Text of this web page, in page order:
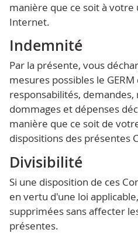
manière que ce soit à votre
Internet.
Indemnité
Par la présente, vous
mesures possibles le
responsabilités, demandes,
dommages et dépenses
manière que ce soit de
dispositions des présentes
Divisibilité
Si une disposition de ces
en vertu d'une loi
supprimées sans affecter
présentes.